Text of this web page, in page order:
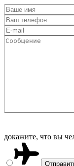
докажите, что вы